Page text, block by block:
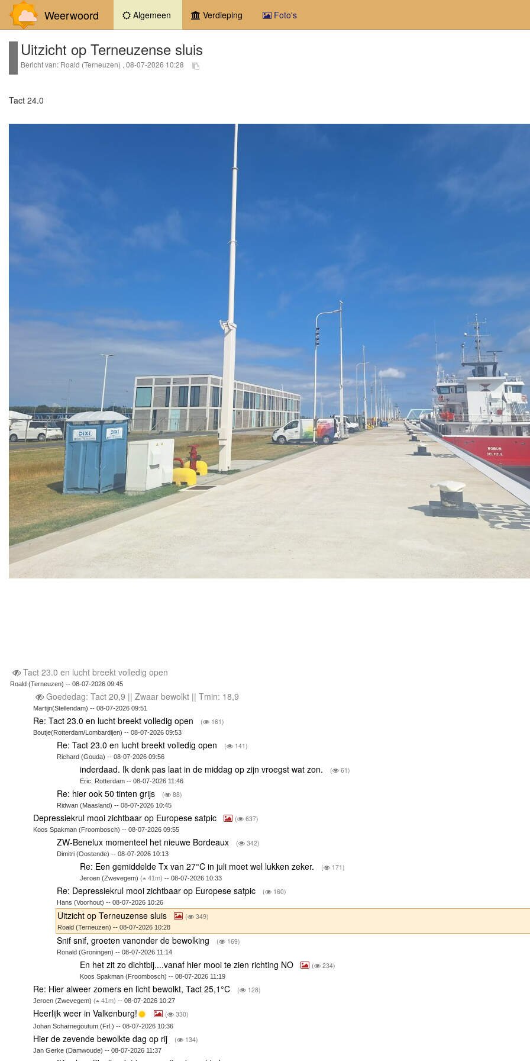
Weerwoord Algemeen (current)Verdieping Foto's
Uitzicht op Terneuzense sluis
Bericht van: Roald (Terneuzen) , 08-07-2026 10:28
Tact 24.0
Tact 23.0 en lucht breekt volledig open
Roald (Terneuzen) -- 08-07-2026 09:45
Goededag: Tact 20,9 || Zwaar bewolkt || Tmin: 18,9
Martijn(Stellendam) -- 08-07-2026 09:51
Re: Tact 23.0 en lucht breekt volledig open ( 161)
Boutje(Rotterdam/Lombardijen) -- 08-07-2026 09:53
Re: Tact 23.0 en lucht breekt volledig open ( 141)
Richard (Gouda) -- 08-07-2026 09:56
inderdaad. Ik denk pas laat in de middag op zijn vroegst wat zon. ( 61)
Eric, Rotterdam -- 08-07-2026 11:46
Re: hier ook 50 tinten grijs ( 88)
Ridwan (Maasland) -- 08-07-2026 10:45
Depressiekrul mooi zichtbaar op Europese satpic ( 637)
Koos Spakman (Froombosch) -- 08-07-2026 09:55
ZW-Benelux momenteel het nieuwe Bordeaux ( 342)
Dimitri (Oostende) -- 08-07-2026 10:13
Re: Een gemiddelde Tx van 27°C in juli moet wel lukken zeker. ( 171)
Jeroen (Zwevegem)( 41m) -- 08-07-2026 10:33
Re: Depressiekrul mooi zichtbaar op Europese satpic ( 160)
Hans (Voorhout) -- 08-07-2026 10:26
Uitzicht op Terneuzense sluis ( 349)
Roald (Terneuzen) -- 08-07-2026 10:28
Snif snif, groeten vanonder de bewolking ( 169)
Ronald (Groningen) -- 08-07-2026 11:14
En het zit zo dichtbij....vanaf hier mooi te zien richting NO ( 234)
Koos Spakman (Froombosch) -- 08-07-2026 11:19
Re: Hier alweer zomers en licht bewolkt, Tact 25,1°C ( 128)
Jeroen (Zwevegem)( 41m) -- 08-07-2026 10:27
Heerlijk weer in Valkenburg! ( 330)
Johan Scharnegoutum (Frl.) -- 08-07-2026 10:36
Hier de zevende bewolkte dag op rij ( 134)
Jan Gerke (Damwoude) -- 08-07-2026 11:37